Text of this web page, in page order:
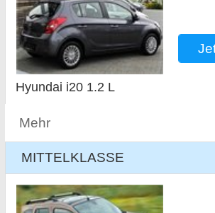
Hyundai i20 1.2 L
Mehr
MITTELKLASSE